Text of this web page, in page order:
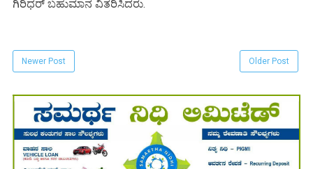
ಗಿರಿಧರ್ ಬಹುಮಾನ ವಿತರಿಸಿದರು.
Newer Post Older Post